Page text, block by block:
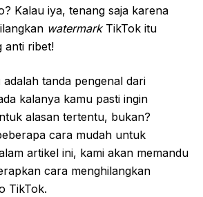
Kalau iya, tenang saja karena
watermark TikTok itu
anti ribet!
tanda pengenal dari
kalanya kamu pasti ingin
alasan tertentu, bukan?
cara mudah untuk
artikel ini, kami akan memandu
cara menghilangkan
TikTok.